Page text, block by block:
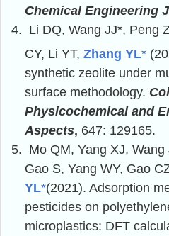
Chemical Engineering
4. Li DQ, Wang JJ*, Peng
CY, Li YT, Zhang YL*
synthetic zeolite under
surface methodology.
Physicochemical and
Aspects, 647: 129165.
5. Mo QM, Yang XJ,
Gao S, Yang WY, Gao
YL*(2021). Adsorption
pesticides on
microplastics: DFT